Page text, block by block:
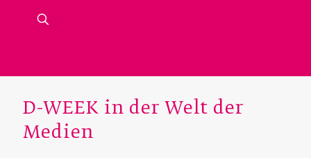
D-WEEK in der Welt der
Medien